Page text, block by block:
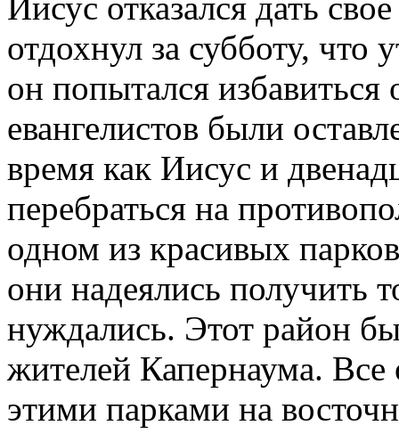
отдохнул за субботу, что
он попытался избавиться
евангелистов были
время как Иисус и
перебраться на
одном из красивых
они надеялись получить
нуждались. Этот район
жителей Капернаума.
этими парками на